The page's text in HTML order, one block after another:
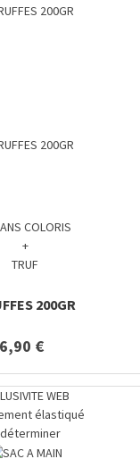
+
TRUF
200GR
6,90 €
WEB
élastiqué